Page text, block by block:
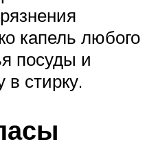
капель любого
посуды и
в стирку.